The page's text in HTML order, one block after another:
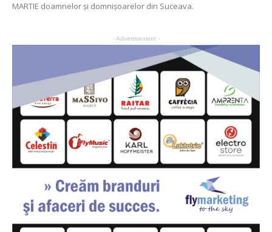
MARTIE doamnelor și domnișoarelor din Suceava.
- Advertisement -